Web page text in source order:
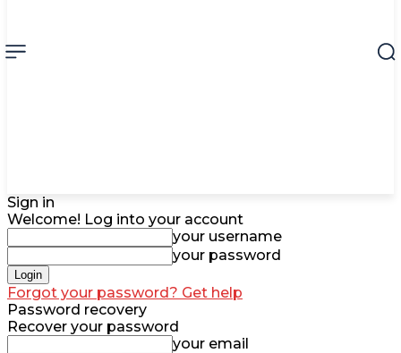
Sign in
Welcome! Log into your account
your username
your password
Forgot your password? Get help
Password recovery
Recover your password
your email